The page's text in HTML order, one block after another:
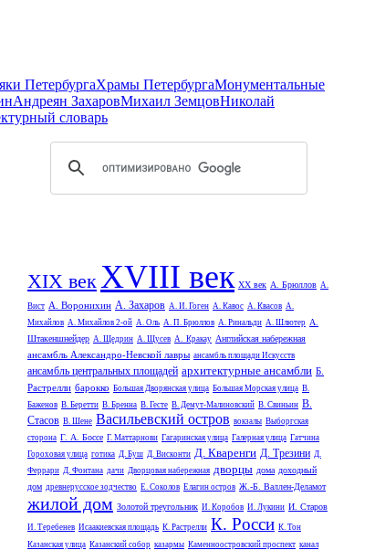
ПетербургаХрамы ПетербургаМонументальные
Андреян ЗахаровМихаил ЗемцовНиколай
словарь
XIX векXVIII век XX век А. Брюллов А.
Вист А. Воронихин А. Захаров А. И. Гоген А. Кавос А. Квасов А.
Михайлов А. Михайлов 2-ой А. Оль А. П. Брюллов А. Ринальди А. Шлютер А.
Штакеншнейдер А. Щедрин А. Щусев А. Кракау Английская набережная
ансамбль Александро-Невской лавры ансамбль площади Искусств
ансамбль центральных площадей архитектурные ансамбли Б.
Растрелли барокко Большая Дворянская улица Большая Морская улица В.
Баженов В. Беретти В. Бренна В. Гесте В. Демут-Малиновский В. Свиньин В.
Стасов В. Шене Васильевский остров вокзалы Выборгская
сторона Г. А. Боссе Г. Маттарнови Гагаринская улица Галерная улица Гатчина
Гороховая улица готика Д. Буш Д. Висконти Д. Кваренги Д. Трезини Д.
Феррари Д. Фонтана дачи Дворцовая набережная дворцы дома доходный
дом древнерусское зодчество Е. Соколов Елагин остров Ж.-Б. Валлен-Деламот
жилой дом Золотой треугольник И. Коробов И. Лукини И. Старов
И. Теребенев Исаакиевская площадь К. Растрелли К. Росси К. Тон
Казанская улица Казанский собор казармы Каменноостровский проспект канал